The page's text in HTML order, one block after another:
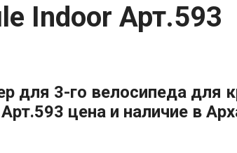
Indoor Арт.593
для 3-го велосипеда для
цена и наличие в